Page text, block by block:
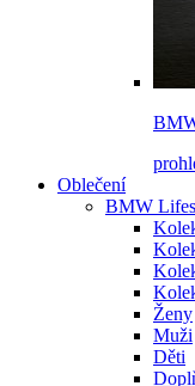
Oblečení
BMW
Ženy
Muži
Děti